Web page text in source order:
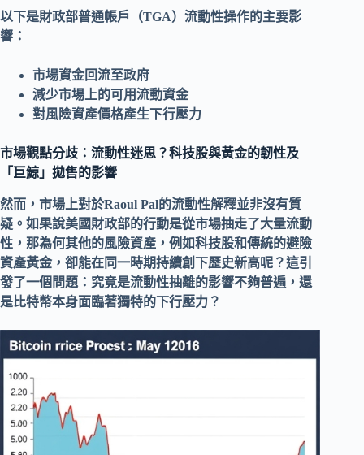
以下是財政部普通帳戶（TGA） 流動性操作的主要影
響：
市場資金回流至政府
減少市場上的可用流動資金
對風險資產價格產生下行壓力
市場觀點分歧：流動性迷思？科技股與黃金的韌性及
「巨鯨」拋售的影響
然而，市場上對於Raoul Pal的流動性解釋並非沒有質
疑。如果說美國財政部的行動是從市場抽走了大量流動
性，那為何其他的風險資產 ，例如科技股和傳統的避險
資產黃金 ，卻能在同一時期持續創下歷史新高呢？這引
發了一個問題：究竟是流動性抽離的影響不夠普遍，還
是 比特幣本身面臨著獨特的下行壓力？